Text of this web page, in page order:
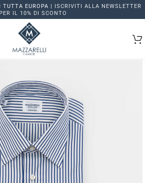
EUROPA | ISCRIVITI ALLA NEWSLETTER
PER IL 10% DI SCONTO